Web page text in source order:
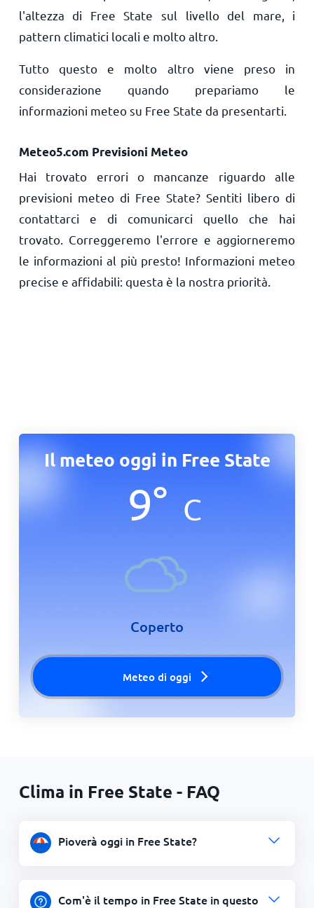
l'altezza di Free State sul livello del mare, i
pattern climatici locali e molto altro.
Tutto questo e molto altro viene preso in
considerazione quando prepariamo le
informazioni meteo su Free State da presentarti.
Meteo5.com Previsioni Meteo
Hai trovato errori o mancanze riguardo alle
previsioni meteo di Free State? Sentiti libero di
contattarci e di comunicarci quello che hai
trovato. Correggeremo l'errore e aggiorneremo
le informazioni al più presto! Informazioni meteo
precise e affidabili: questa è la nostra priorità.
Il meteo oggi in Free State
9° C
Coperto
Meteo di oggi
Clima in Free State - FAQ
Pioverà oggi in Free State?
Com'è il tempo in Free State in questo